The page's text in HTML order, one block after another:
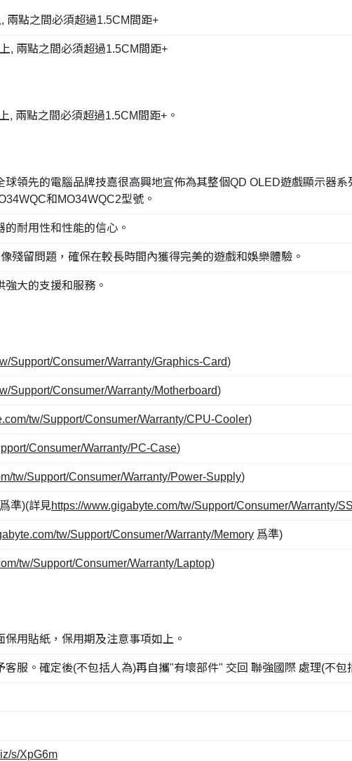
點之間必須超過1.5CM間距+
, 兩點之間必須超過1.5CM間距+
兩點之間必須超過1.5CM間距+。
領先的電腦品牌技嘉很高興地宣佈為其整個QD OLED遊戲顯示器
和MO34WQC2型號。
耐用性和性能的信心。
殘留問題，確保在較長時間內獲得完美的遊戲和娛樂體驗。
大的支援和服務。
Support/Consumer/Warranty/Graphics-Card)
Support/Consumer/Warranty/Motherboard)
tw/Support/Consumer/Warranty/CPU-Cooler)
Consumer/Warranty/PC-Case)
tw/Support/Consumer/Warranty/Power-Supply)
準)(詳見https://www.gigabyte.com/tw/Support/Consumer/Warranty/
tw/Support/Consumer/Warranty/Memory 爲準)
tw/Support/Consumer/Warranty/Laptop)
用貼紙，保用期及注意事項如上。
服。確定後(不包括人為)再自攜"有壞部件" 交回 聯強國際 處理(不包
s/XpG6m